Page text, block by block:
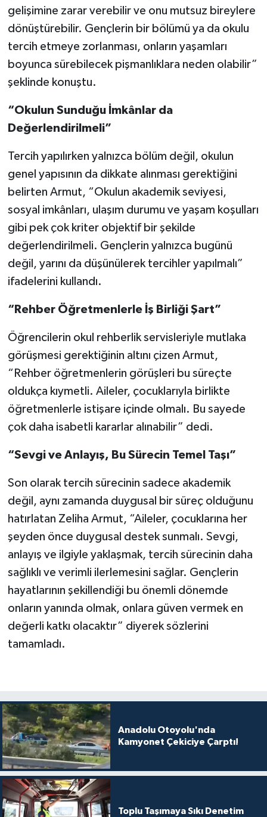
gelişimine zarar verebilir ve onu mutsuz bireylere
dönüştürebilir. Gençlerin bir bölümü ya da okulu
tercih etmeye zorlanması, onların yaşamları
boyunca sürebilecek pişmanlıklara neden olabilir”
şeklinde konuştu.
“Okulun Sunduğu İmkânlar da
Değerlendirilmeli”
Tercih yapılırken yalnızca bölüm değil, okulun
genel yapısının da dikkate alınması gerektiğini
belirten Armut, “Okulun akademik seviyesi,
sosyal imkânları, ulaşım durumu ve yaşam koşulları
gibi pek çok kriter objektif bir şekilde
değerlendirilmeli. Gençlerin yalnızca bugünü
değil, yarını da düşünülerek tercihler yapılmalı”
ifadelerini kullandı.
“Rehber Öğretmenlerle İş Birliği Şart”
Öğrencilerin okul rehberlik servisleriyle mutlaka
görüşmesi gerektiğinin altını çizen Armut,
“Rehber öğretmenlerin görüşleri bu süreçte
oldukça kıymetli. Aileler, çocuklarıyla birlikte
öğretmenlerle istişare içinde olmalı. Bu sayede
çok daha isabetli kararlar alınabilir” dedi.
“Sevgi ve Anlayış, Bu Sürecin Temel Taşı”
Son olarak tercih sürecinin sadece akademik
değil, aynı zamanda duygusal bir süreç olduğunu
hatırlatan Zeliha Armut, “Aileler, çocuklarına her
şeyden önce duygusal destek sunmalı. Sevgi,
anlayış ve ilgiyle yaklaşmak, tercih sürecinin daha
sağlıklı ve verimli ilerlemesini sağlar. Gençlerin
hayatlarının şekillendiği bu önemli dönemde
onların yanında olmak, onlara güven vermek en
değerli katkı olacaktır” diyerek sözlerini
tamamladı.
Anadolu Otoyolu'nda
Kamyonet Çekiciye Çarptı!
Toplu Taşımaya Sıkı Denetim